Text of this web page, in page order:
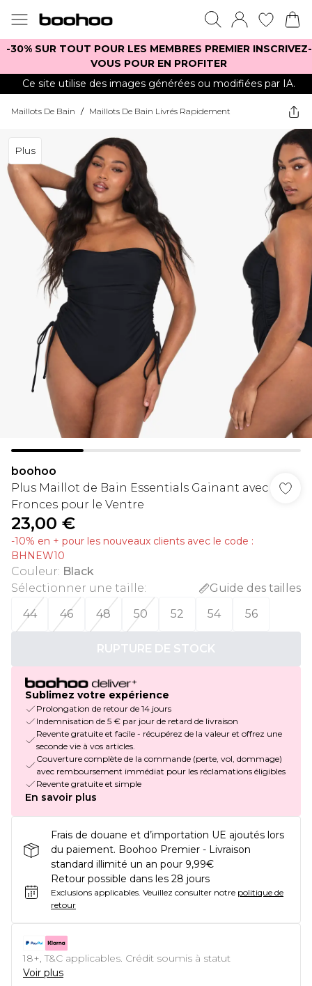
-30% SUR TOUT POUR LES MEMBRES PREMIER INSCRIVEZ-
VOUS POUR EN PROFITER
Ce site utilise des images générées ou modifiées par IA.
Maillots De Bain / Maillots De Bain Livrés Rapidement
Plus
boohoo
Plus Maillot de Bain Essentials Gainant avec
Fronces pour le Ventre
23,00 €
-10% en + pour les nouveaux clients avec le code :
BHNEW10
Couleur: Black
Sélectionner une taille:
Guide des tailles
44
46 48 50 52 54 56
RUPTURE DE STOCK
Sublimez votre expérience
Prolongation de retour de 14 jours
Indemnisation de 5 € par jour de retard de livraison
Revente gratuite et facile - récupérez de la valeur et offrez une
seconde vie à vos articles.
Couverture complète de la commande (perte, vol, dommage)
avec remboursement immédiat pour les réclamations éligibles
Revente gratuite et simple
En savoir plus
Frais de douane et d’importation UE ajoutés lors
du paiement. Boohoo Premier - Livraison
standard illimité un an pour 9,99€
Retour possible dans les 28 jours
Exclusions applicables. Veuillez consulter notre politique de
retour
18+, T&C applicables. Crédit soumis à statut
Voir plus